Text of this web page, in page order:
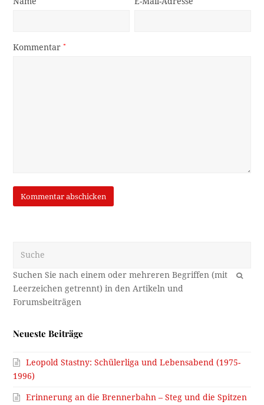
Kommentar*
OK
Neueste Beiträge
Leopold Stastny: Schülerliga und Lebensabend (1975-
1996)
Erinnerung an die Brennerbahn – Steg und die Spitzen